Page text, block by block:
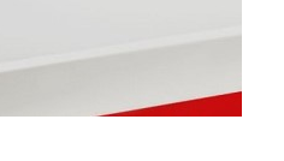
ДЕЛИТЕЛИ
СЕТЕВЫЕ ФИЛЬТРЫ, СИЛОВЫЕ